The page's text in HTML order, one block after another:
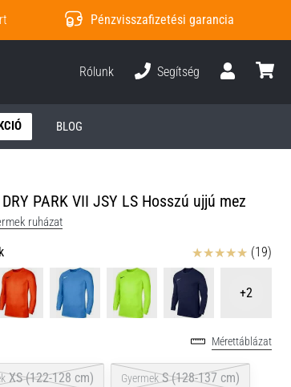
Pénzvisszafizetési garancia
Rólunk
Segítség
BLOG
PARK VII JSY LS Hosszú ujjú mez
ruházat
Értékelés (19)
+2
Mérettáblázat
XS (122-128 cm) Gyermek S (128-137 cm)